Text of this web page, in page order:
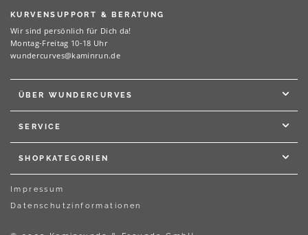
KURVENSUPPORT & BERATUNG
Wir sind persönlich für Dich da!
Montag-Freitag 10-18 Uhr
wundercurves@kaminrun.de
ÜBER WUNDERCURVES
SERVICE
SHOPKATEGORIEN
Impressum
Datenschutzinformationen